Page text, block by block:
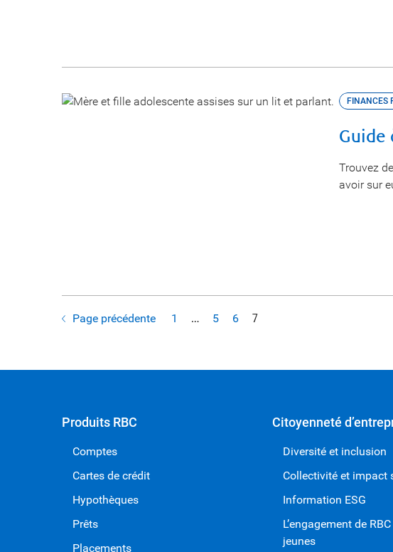
FINANCES
Guide
Trouvez
avoir sur
Page précédente 1 … 5 6 7
Produits RBC
Comptes
Cartes de crédit
Hypothèques
Prêts
Placements
Citoyenneté
Diversité et inclusion
Collectivité et impact
Information ESG
L’engagement de
jeunes